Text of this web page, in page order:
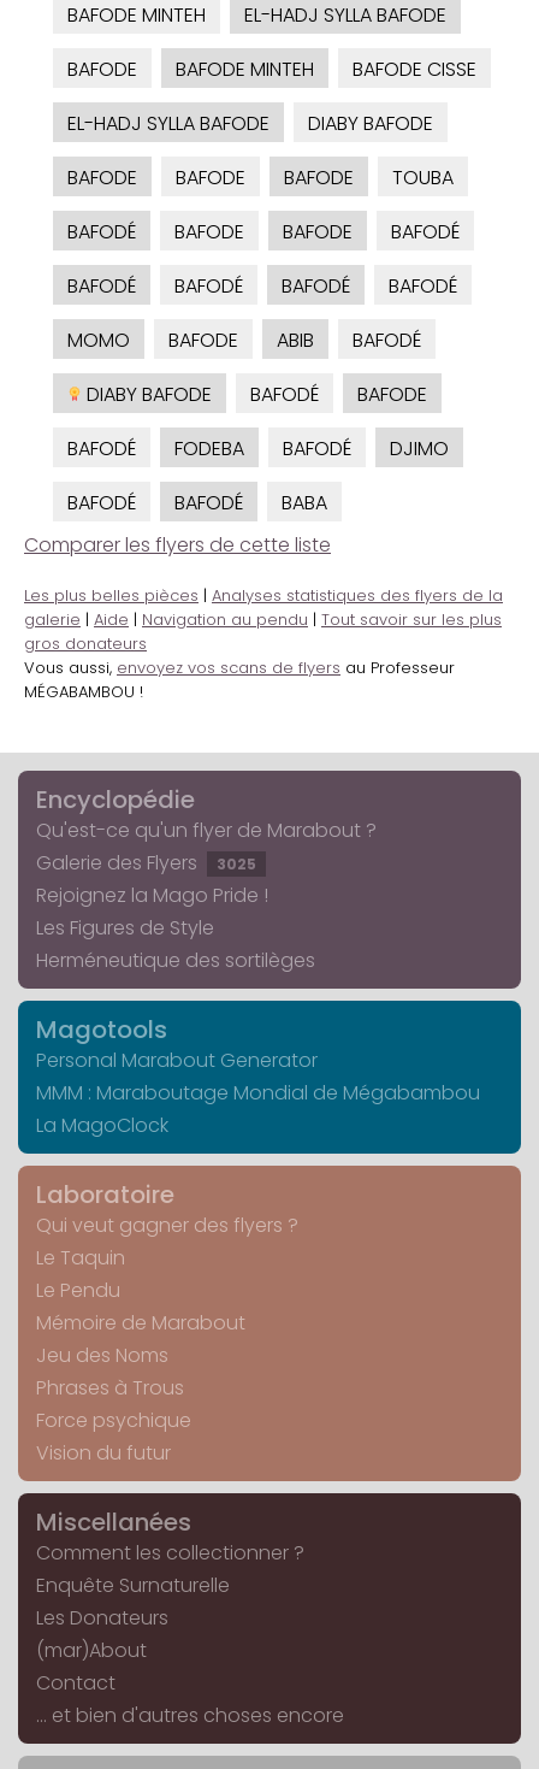
BAFODE MINTEH
EL-HADJ SYLLA BAFODE
BAFODE
BAFODE MINTEH
BAFODE CISSE
EL-HADJ SYLLA BAFODE
DIABY BAFODE
BAFODE
BAFODE BAFODE
TOUBA
BAFODÉ
BAFODE BAFODE
BAFODÉ
BAFODÉ
BAFODÉ BAFODÉ
BAFODÉ
MOMO
BAFODE ABIB
BAFODÉ
DIABY BAFODE
BAFODÉ
BAFODE
BAFODÉ
FODEBA BAFODÉ
DJIMO
BAFODÉ
BAFODÉ
BABA
Comparer les flyers de cette liste
Les plus belles pièces | Analyses statistiques des flyers de la
galerie | Aide | Navigation au pendu | Tout savoir sur les plus
gros donateurs
Vous aussi, envoyez vos scans de flyers au Professeur
MÉGABAMBOU !
Encyclopédie
Qu'est-ce qu'un flyer de Marabout ?
Galerie des Flyers
3025
Rejoignez la Mago Pride !
Les Figures de Style
Herméneutique des sortilèges
Magotools
Personal Marabout Generator
MMM : Maraboutage Mondial de Mégabambou
La MagoClock
Laboratoire
Qui veut gagner des flyers ?
Le Taquin
Le Pendu
Mémoire de Marabout
Jeu des Noms
Phrases à Trous
Force psychique
Vision du futur
Miscellanées
Comment les collectionner ?
Enquête Surnaturelle
Les Donateurs
(mar)About
Contact
... et bien d'autres choses encore